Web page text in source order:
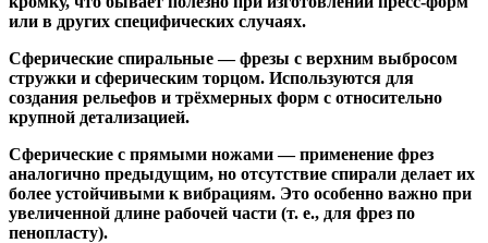
или в других специфических случаях.
Сферические спиральные— фрезы с верхним выбросом
стружки и сферическим торцом. Используются для
создания рельефов и трёхмерных форм с относительно
крупной детализацией.
Сферические с прямыми ножами— применение фрез
аналогично предыдущим, но отсутствие спирали делает их
более устойчивыми к вибрациям. Это особенно важно при
увеличенной длине рабочей части (т. е., для фрез по
пенопласту).